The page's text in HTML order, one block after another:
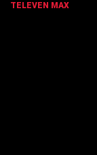
TELEVEN MAX